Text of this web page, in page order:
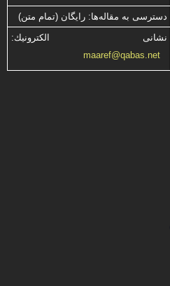
دسترسی به مقاله‌ها: رایگان (تمام متن)
نشانی الكترونیك:
maaref@qabas.net